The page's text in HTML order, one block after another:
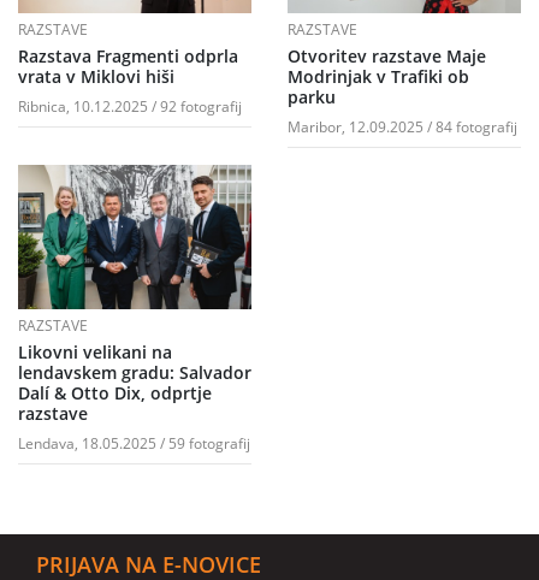
RAZSTAVE
Razstava Fragmenti odprla
vrata v Miklovi hiši
Ribnica, 10.12.2025 / 92 fotografij
RAZSTAVE
Otvoritev razstave Maje
Modrinjak v Trafiki ob
parku
Maribor, 12.09.2025 / 84 fotografij
RAZSTAVE
Likovni velikani na
lendavskem gradu: Salvador
Dalí & Otto Dix, odprtje
razstave
Lendava, 18.05.2025 / 59 fotografij
PRIJAVA NA E-NOVICE